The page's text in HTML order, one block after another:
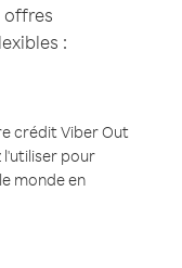
offres
:
crédit Viber Out
l'utiliser pour
monde en